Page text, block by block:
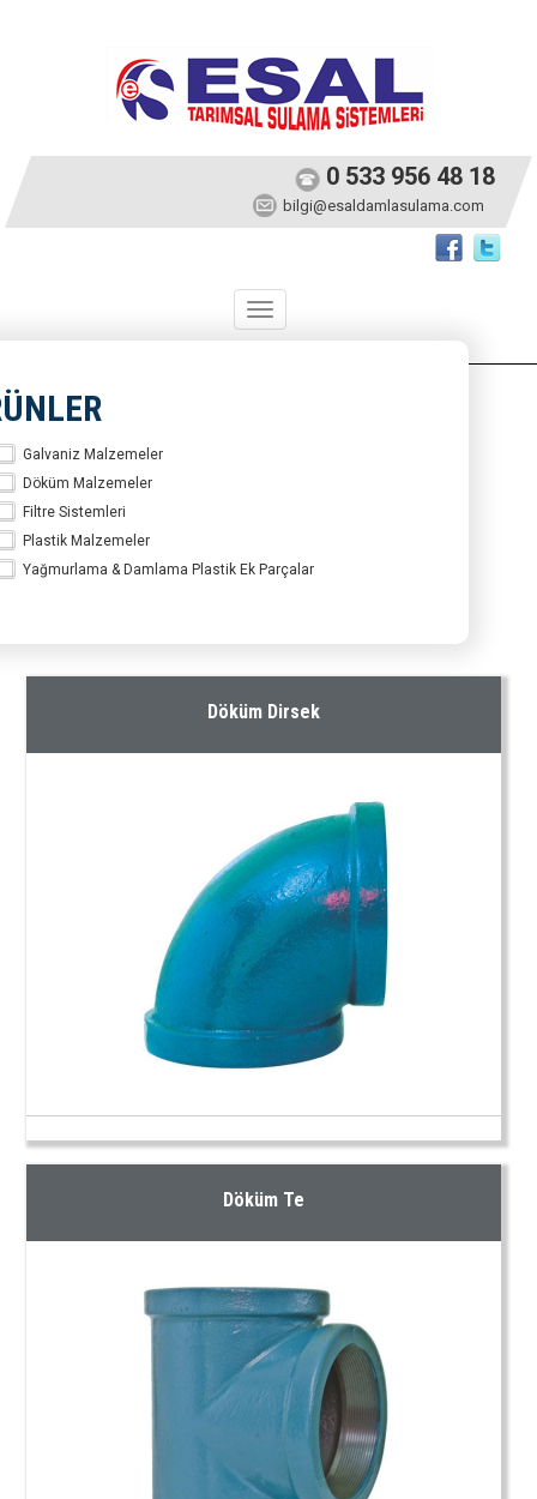
0 533 956 48 18
bilgi@esaldamlasulama.com
Toggle
navigation
Galvaniz Malzemeler
Döküm Malzemeler
Filtre Sistemleri
Plastik Malzemeler
Yağmurlama & Damlama Plastik Ek Parçalar
Döküm Dirsek
Döküm Te